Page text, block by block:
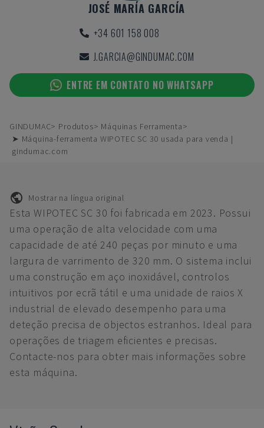
JOSÉ MARÍA GARCÍA
+34 601 158 008
J.GARCIA@GINDUMAC.COM
ENTRE EM CONTATO NO WHATSAPP
GINDUMAC Produtos
Máquinas Ferramenta
➤ Máquina-ferramenta WIPOTEC SC 30 usada para venda |
gindumac.com
Mostrar na língua original
Esta WIPOTEC SC 30 foi fabricada em 2023. Possui
uma operação de alta velocidade com uma
capacidade de até 240 peças por minuto e uma
largura de varrimento de 320 mm. O sistema inclui
uma construção em aço inoxidável, controlos
intuitivos por ecrã tátil e uma unidade de raios X
industrial de elevado desempenho para uma
deteção precisa de objectos estranhos. Ideal para
operações de triagem eficientes e precisas.
Contacte-nos para obter mais informações sobre
esta máquina.